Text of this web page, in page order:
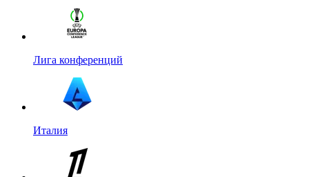
Лига конференций
Италия